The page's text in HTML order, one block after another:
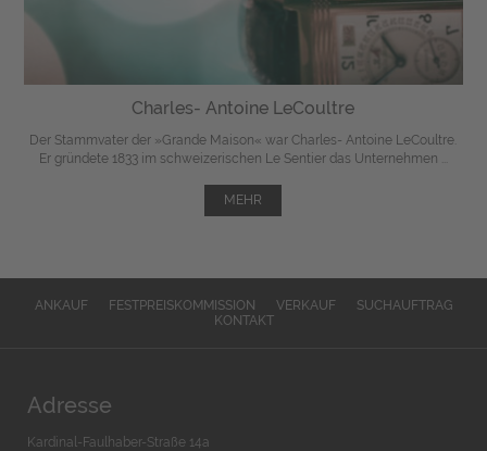
Charles- Antoine LeCoultre
Der Stammvater der »Grande Maison« war Charles- Antoine LeCoultre.
Er gründete 1833 im schweizerischen Le Sentier das Unternehmen ...
MEHR
ANKAUF FESTPREISKOMMISSION VERKAUF
SUCHAUFTRAG
KONTAKT
Adresse
Kardinal-Faulhaber-Straße 14a